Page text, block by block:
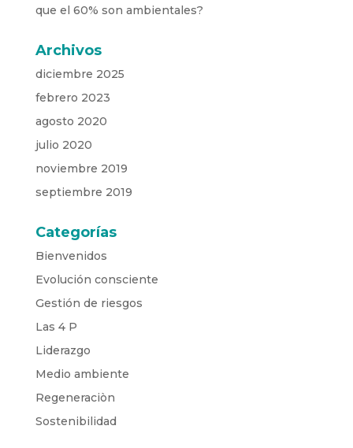
que el 60% son ambientales?
Archivos
diciembre 2025
febrero 2023
agosto 2020
julio 2020
noviembre 2019
septiembre 2019
Categorías
Bienvenidos
Evolución consciente
Gestión de riesgos
Las 4 P
Liderazgo
Medio ambiente
Regeneraciòn
Sostenibilidad